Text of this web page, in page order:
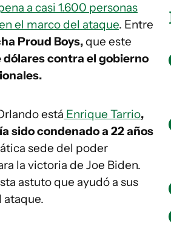
a casi 1.600 personas
el marco del ataque. Entre
Proud Boys,que este
dólares contra el gobierno
está Enrique Tarrio,
sido condenado a 22 años
sede del poder
la victoria de Joe Biden.
astuto que ayudó a sus
ataque.